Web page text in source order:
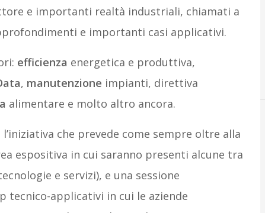
e importanti realtà industriali, chiamati a
e importanti casi applicativi.
efficienza energetica e produttiva,
, manutenzione impianti, direttiva
alimentare e molto altro ancora.
che prevede come sempre oltre alla
espositiva in cui saranno presenti alcune tra
e servizi), e una sessione
tecnico-applicativi in cui le aziende